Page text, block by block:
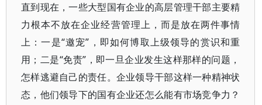
直到现在，一些大型国有企业的高层管理干部主要精
力根本不放在企业经营管理上，而是放在两件事情
上：一是“邀宠”，即如何博取上级领导的赏识和重
用；二是“免责”，即一旦企业发生这样那样的问题，
怎样逃避自己的责任。企业领导干部这样一种精神状
态，他们领导下的国有企业还怎么能有市场竞争力？